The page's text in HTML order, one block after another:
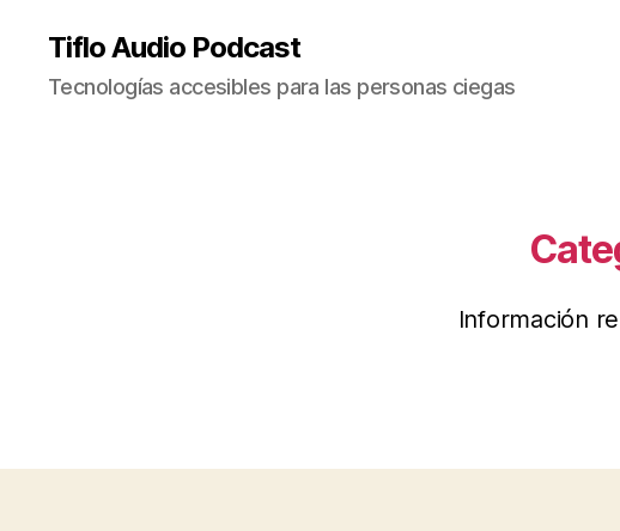
Tiflo Audio Podcast
Tecnologías accesibles para las personas ciegas
Información